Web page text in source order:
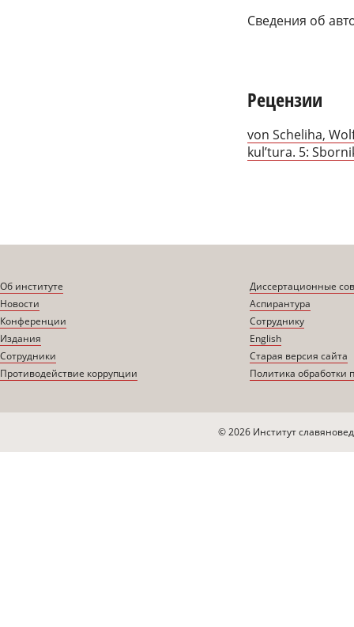
Сведения об
Рецензии
von Scheliha,
kul’tura. 5:
Об институте
Новости
Конференции
Издания
Сотрудники
Противодействие коррупции
Диссертационные
Аспирантура
Сотруднику
English
Старая версия сайта
Политика обработки
© 2026 Институт